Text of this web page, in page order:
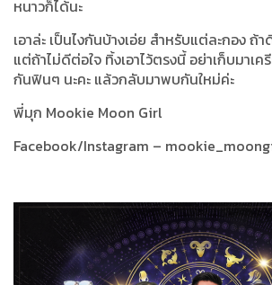
หนาวก็ได้นะ
เอาล่ะ เป็นไงกันบ้างเอ่ย สำหรับแต่ละกอง ถ้า
แต่ถ้าไม่ดีต่อใจ ทิ้งเอาไว้ตรงนี้ อย่าเก็บมาเ
กันฟินๆ นะคะ แล้วกลับมาพบกันใหม่ค่ะ
พี่มุก Mookie Moon Girl
Facebook/Instagram –